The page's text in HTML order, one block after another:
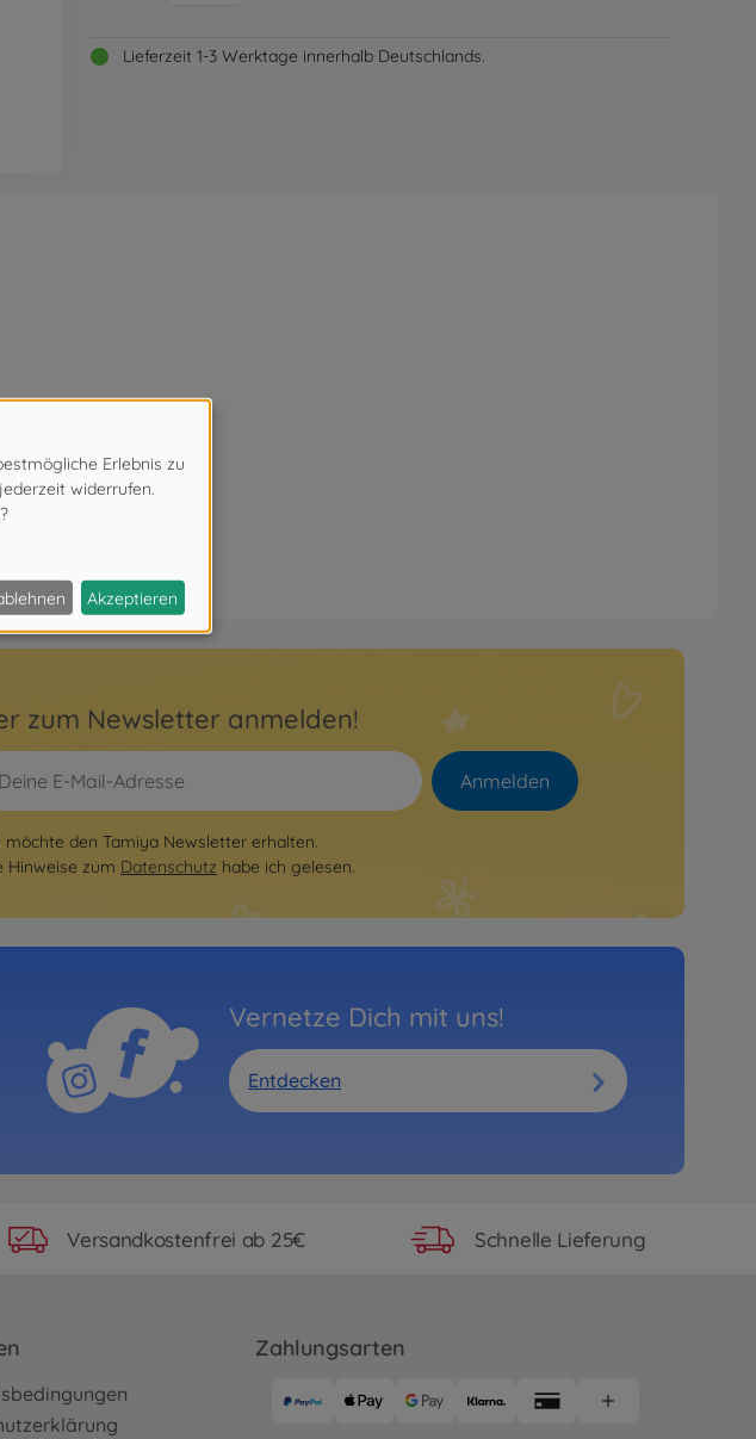
Lieferzeit 1-3 Werktage innerhalb Deutschlands.
zum Newsletter anmelden!
Anmelden
möchte den Tamiya Newsletter erhalten.
Hinweise zum Datenschutz habe ich gelesen.
Vernetze Dich mit uns!
Entdecken
Versandkostenfrei ab 25€ Schnelle Lieferung
Zahlungsarten